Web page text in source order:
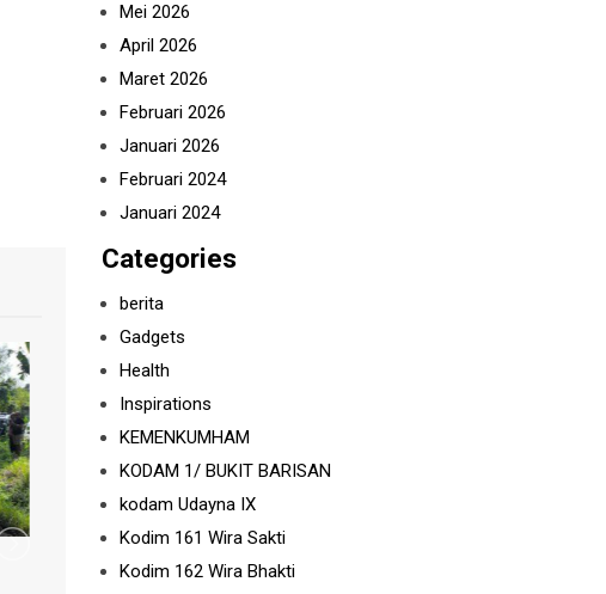
Sertu I Wayan Satriasa
Mei 2026
April 2026
Maret 2026
Februari 2026
Januari 2026
Februari 2024
Januari 2024
Categories
berita
Gadgets
Health
Inspirations
KEMENKUMHAM
KODAM 1/ BUKIT BARISAN
kodam Udayna IX
Kodim 161 Wira Sakti
Kodim 162 Wira Bhakti